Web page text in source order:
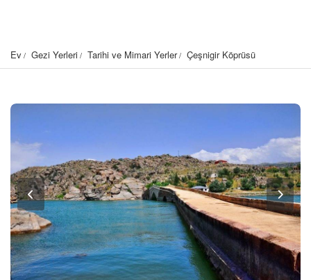
Ev Gezi Yerleri Tarihi ve Mimari Yerler Çeşnigir Köprüsü